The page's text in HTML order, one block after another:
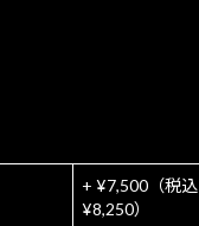
+ ¥7,500（税込
¥8,250）